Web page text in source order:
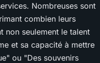
Nombreuses sont
combien leurs
non seulement le talent
et sa capacité à mettre
ou "Des souvenirs